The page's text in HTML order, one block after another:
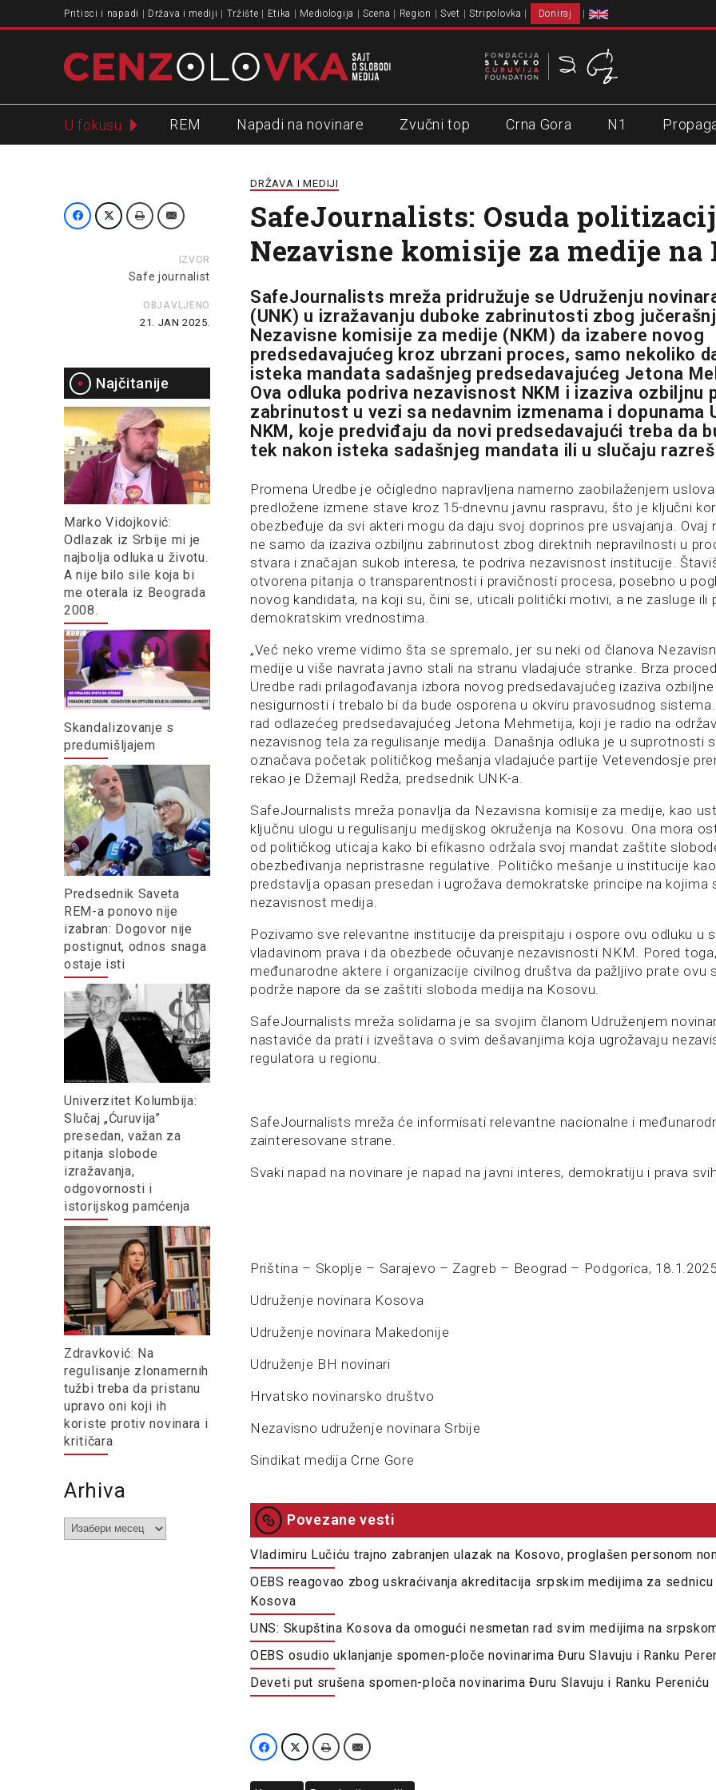
Pritisci i napadi Država i mediji Tržište Etika Mediologija Scena Region Svet Stripolovka Doniraj
U fokusu REM Napadi na novinare Zvučni top Crna Gora N1
IZVOR
Safe journalist
OBJAVLJENO
21. JAN 2025.
Najčitanije
Marko Vidojković:
Odlazak iz Srbije mi je
najbolja odluka u životu.
A nije bilo sile koja bi
me oterala iz Beograda
2008.
Skandalizovanje s
predumišljajem
Predsednik Saveta
REM-a ponovo nije
izabran: Dogovor nije
postignut, odnos snaga
ostaje isti
Univerzitet Kolumbija:
Slučaj „Ćuruvija”
presedan, važan za
pitanja slobode
izražavanja,
odgovornosti i
istorijskog pamćenja
Zdravković: Na
regulisanje zlonamernih
tužbi treba da pristanu
upravo oni koji ih
koriste protiv novinara i
kritičara
Arhiva
Arhiva
DRŽAVA I MEDIJI
SafeJournalists: Osuda
Nezavisne komisije za medije na
SafeJournalists mreža pridružuje se Udruženju
(UNK) u izražavanju duboke zabrinutosti zbog
Nezavisne komisije za medije (NKM) da izabere novog
predsedavajućeg kroz ubrzani proces, samo nekoliko
isteka mandata sadašnjeg predsedavajućeg Jetona
Ova odluka podriva nezavisnost NKM i izaziva ozbiljnu
zabrinutost u vezi sa nedavnim izmenama i dopunama
NKM, koje predviđaju da novi predsedavajući treba da
tek nakon isteka sadašnjeg mandata ili u slučaju
Promena Uredbe je očigledno napravljena namerno zaobilaženjem
predložene izmene stave kroz 15-dnevnu javnu raspravu, što je ključni
obezbeđuje da svi akteri mogu da daju svoj doprinos pre usvajanja. Ovaj
ne samo da izaziva ozbiljnu zabrinutost zbog direktnih nepravilnosti u
stvara i značajan sukob interesa, te podriva nezavisnost institucije.
otvorena pitanja o transparentnosti i pravičnosti procesa, posebno u
novog kandidata, na koji su, čini se, uticali politički motivi, a ne zasluge ili
demokratskim vrednostima.
„Već neko vreme vidimo šta se spremalo, jer su neki od članova
medije u više navrata javno stali na stranu vladajuće stranke. Brza
Uredbe radi prilagođavanja izbora novog predsedavajućeg izaziva ozbiljne
nesigurnosti i trebalo bi da bude osporena u okviru pravosudnog
rad odlazećeg predsedavajućeg Jetona Mehmetija, koji je radio na
nezavisnog tela za regulisanje medija. Današnja odluka je u suprotnosti
označava početak političkog mešanja vladajuće partije Vetevendosje
rekao je Džemajl Redža, predsednik UNK-a.
SafeJournalists mreža ponavlja da Nezavisna komisije za medije, kao
ključnu ulogu u regulisanju medijskog okruženja na Kosovu. Ona mora
od političkog uticaja kako bi efikasno održala svoj mandat zaštite
obezbeđivanja nepristrasne regulative. Političko mešanje u institucije
predstavlja opasan presedan i ugrožava demokratske principe na kojima
nezavisnost medija.
Pozivamo sve relevantne institucije da preispitaju i ospore ovu odluku u
vladavinom prava i da obezbede očuvanje nezavisnosti NKM. Pored
međunarodne aktere i organizacije civilnog društva da pažljivo prate ovu
podrže napore da se zaštiti sloboda medija na Kosovu.
SafeJournalists mreža solidarna je sa svojim članom Udruženjem
nastaviće da prati i izveštava o svim dešavanjima koja ugrožavaju
regulatora u regionu.
SafeJournalists mreža će informisati relevantne nacionalne i
zainteresovane strane.
Svaki napad na novinare je napad na javni interes, demokratiju i prava
Priština – Skoplje – Sarajevo – Zagreb – Beograd – Podgorica,
Udruženje novinara Kosova
Udruženje novinara Makedonije
Udruženje BH novinari
Hrvatsko novinarsko društvo
Nezavisno udruženje novinara Srbije
Sindikat medija Crne Gore
Povezane vesti
Vladimiru Lučiću trajno zabranjen ulazak na Kosovo, proglašen personom
OEBS reagovao zbog uskraćivanja akreditacija srpskim medijima za
Kosova
UNS: Skupština Kosova da omogući nesmetan rad svim medijima na
OEBS osudio uklanjanje spomen-ploče novinarima Đuru Slavuju i Ranku
Deveti put srušena spomen-ploča novinarima Đuru Slavuju i Ranku Pereniću